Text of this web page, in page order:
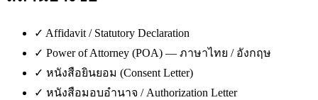
✓ Affidavit / Statutory Declaration
✓ Power of Attorney (POA) — ภาษาไทย / อังกฤษ
✓ หนังสือยินยอม (Consent Letter)
✓ หนังสือมอบอำนาจ / Authorization Letter